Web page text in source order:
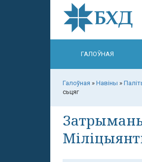
ГАЛОЎНАЯ
Галоўная » Навіны »
сьцяг